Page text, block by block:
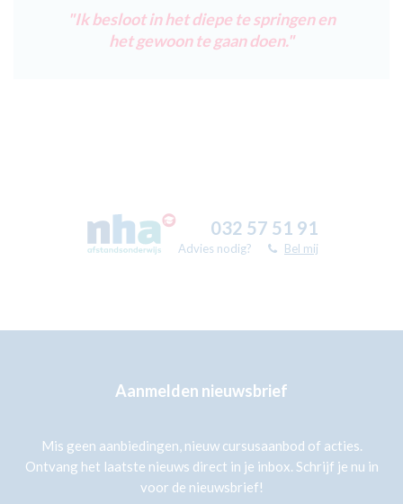
"Ik besloot in het diepe te springen en
het gewoon te gaan doen."
032 57 51 91
Advies nodig? Bel mij
Aanmelden nieuwsbrief
Mis geen aanbiedingen, nieuw cursusaanbod of acties.
Ontvang het laatste nieuws direct in je inbox. Schrijf je nu in
voor de nieuwsbrief!